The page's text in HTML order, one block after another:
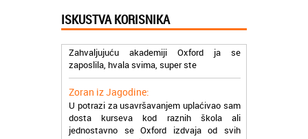
ISKUSTVA KORISNIKA
Milica iz Beograda:
Zahvaljujuću akademiji Oxford ja se
zaposlila, hvala svima, super ste
Zoran iz Jagodine:
U potrazi za usavršavanjem uplaćivao sam
dosta kurseva kod raznih škola ali
jednostavno se Oxford izdvaja od svih
ostalih, tu nema dileme